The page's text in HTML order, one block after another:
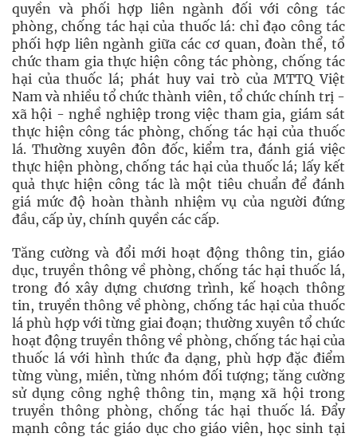
quyền và phối hợp liên ngành đối với công tác
phòng, chống tác hại của thuốc lá: chỉ đạo công tác
phối hợp liên ngành giữa các cơ quan, đoàn thể, tổ
chức tham gia thực hiện công tác phòng, chống tác
hại của thuốc lá; phát huy vai trò của MTTQ Việt
Nam và nhiều tổ chức thành viên, tổ chức chính trị -
xã hội - nghề nghiệp trong việc tham gia, giám sát
thực hiện công tác phòng, chống tác hại của thuốc
lá. Thường xuyên đôn đốc, kiểm tra, đánh giá việc
thực hiện phòng, chống tác hại của thuốc lá; lấy kết
quả thực hiện công tác là một tiêu chuẩn để đánh
giá mức độ hoàn thành nhiệm vụ của người đứng
đầu, cấp ủy, chính quyền các cấp.
Tăng cường và đổi mới hoạt động thông tin, giáo
dục, truyền thông về phòng, chống tác hại thuốc lá,
trong đó xây dựng chương trình, kế hoạch thông
tin, truyền thông về phòng, chống tác hại của thuốc
lá phù hợp với từng giai đoạn; thường xuyên tổ chức
hoạt động truyền thông về phòng, chống tác hại của
thuốc lá với hình thức đa dạng, phù hợp đặc điểm
từng vùng, miền, từng nhóm đối tượng; tăng cường
sử dụng công nghệ thông tin, mạng xã hội trong
truyền thông phòng, chống tác hại thuốc lá. Đẩy
mạnh công tác giáo dục cho giáo viên, học sinh tại